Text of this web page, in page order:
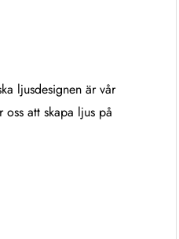
ljusdesignen är vår
att skapa ljus på